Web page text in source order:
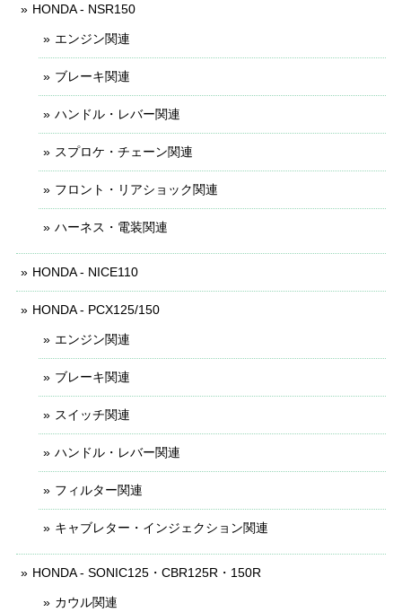
HONDA - NSR150
エンジン関連
ブレーキ関連
ハンドル・レバー関連
スプロケ・チェーン関連
フロント・リアショック関連
ハーネス・電装関連
HONDA - NICE110
HONDA - PCX125/150
エンジン関連
ブレーキ関連
スイッチ関連
ハンドル・レバー関連
フィルター関連
キャブレター・インジェクション関連
HONDA - SONIC125・CBR125R・150R
カウル関連